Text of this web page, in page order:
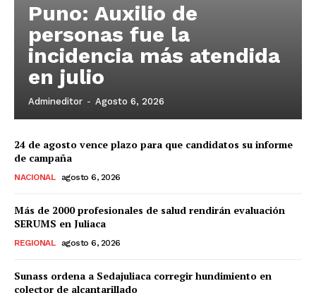
Puno: Auxilio de
personas fue la
incidencia más atendida
en julio
Admineditor - Agosto 6, 2026
24 de agosto vence plazo para que candidatos su informe
de campaña
NACIONAL agosto 6, 2026
Más de 2000 profesionales de salud rendirán evaluación
SERUMS en Juliaca
REGIONAL agosto 6, 2026
Sunass ordena a Sedajuliaca corregir hundimiento en
colector de alcantarillado